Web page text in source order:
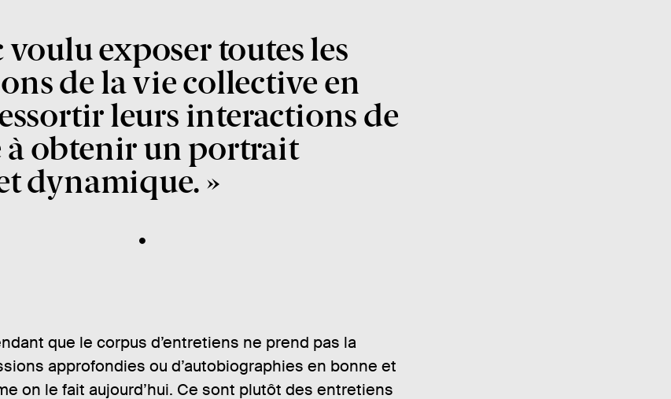
voulu exposer toutes les
de la vie collective en
leurs interactions de
à obtenir un portrait
dynamique.
que le corpus d’entretiens ne prend pas la
approfondies ou d’autobiographies en bonne et
on le fait aujourd’hui. Ce sont plutôt des entretiens